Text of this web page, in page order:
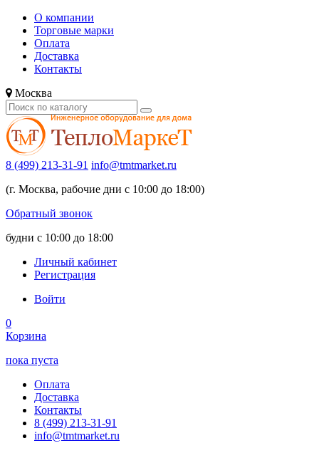
О компании
Торговые марки
Оплата
Доставка
Контакты
Москва
8 (499) 213-31-91 info@tmtmarket.ru
(г. Москва, рабочие дни с 10:00 до 18:00)
Обратный звонок
будни с 10:00 до 18:00
Личный кабинет
Регистрация
Войти
0
Корзина
пока пуста
Оплата
Доставка
Контакты
8 (499) 213-31-91
info@tmtmarket.ru